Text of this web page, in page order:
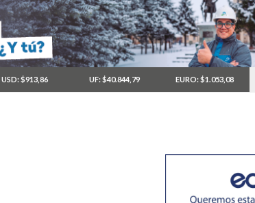
USD: $913,86 UF: $40.844,79 EURO: $1.053,08